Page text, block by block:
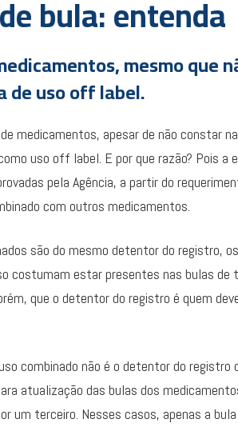
bula: entenda
mesmo que
de uso off label.
medicamentos, apesar de não constar
uso off label. E por que razão? Pois a
pela Agência, a partir do
com outros medicamentos.
são do mesmo detentor do registro,
costumam estar presentes nas bulas
que o detentor do registro é quem
combinado não é o detentor do
atualização das bulas dos
um terceiro. Nesses casos, apenas a